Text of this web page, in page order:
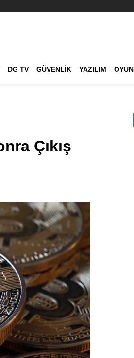
DG TV GÜVENLIK YAZILIM OYUN
Çıkış